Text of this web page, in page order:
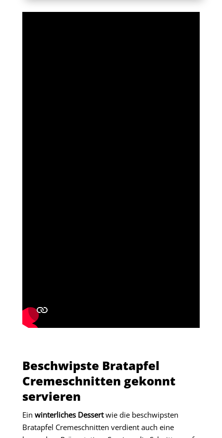
Beschwipste Bratapfel
Cremeschnitten gekonnt
servieren
Ein winterliches Dessertwie die beschwipsten
Bratapfel Cremeschnitten verdient auch eine